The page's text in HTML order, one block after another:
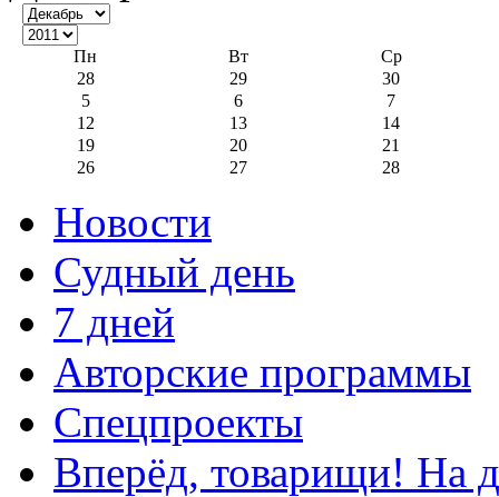
Пн Вт
Ср
28
29
30
5
6
7
12
13
14
19
20
21
26
27 28
Новости
Судный день
7 дней
Авторские программы
Спецпроекты
Вперёд, товарищи! На